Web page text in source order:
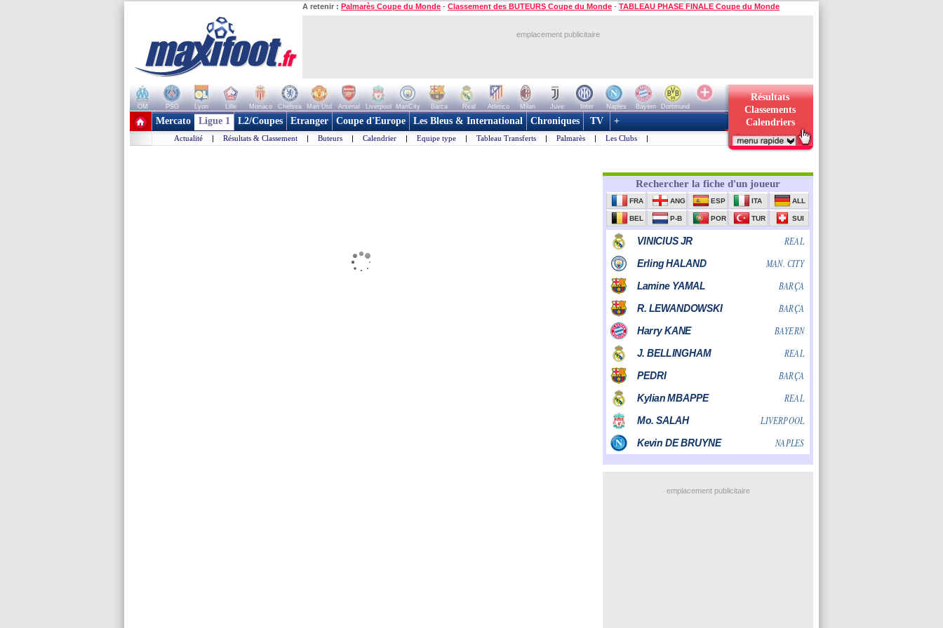
A retenir : Palmarès Coupe du Monde - Classement des BUTEURS Coupe du Monde - TABLEAU PHASE FINALE Coupe du Monde
emplacement publicitaire
OM PSG Lyon Lille Monaco Chelsea Man Utd Arsenal Liverpool ManCity Barca Real Atletico Milan Juve Inter Naples Bayern
Dortmund
+ de clubs
Résultats
Classements
Calendriers
Mercato Ligue 1 L2/Coupes Etranger Coupe d'Europe Les Bleus & International Chroniques TV +
Actualité | Résultats & Classement | Buteurs | Calendrier | Equipe type | Tableau Transferts | Palmarès | Les Clubs |
emplacement publicitaire